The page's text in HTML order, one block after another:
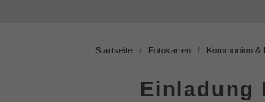
Startseite Fotokarten Kommunion &
Einladung